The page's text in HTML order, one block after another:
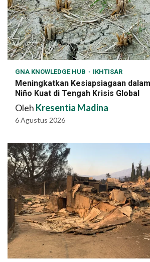
GNA KNOWLEDGE HUB IKHTISAR
Meningkatkan Kesiapsiagaan
Niño Kuat di Tengah Krisis Global
Oleh Kresentia Madina
6 Agustus 2026